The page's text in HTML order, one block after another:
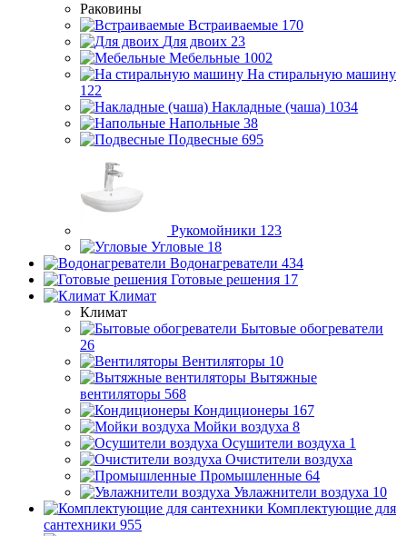
Раковины
Встраиваемые 170
Для двоих 23
Мебельные 1002
На стиральную машину
122
Накладные (чаша) 1034
Напольные 38
Подвесные 695
Рукомойники 123
Угловые 18
Водонагреватели 434
Готовые решения 17
Климат
Климат
Бытовые обогреватели
26
Вентиляторы 10
Вытяжные
вентиляторы 568
Кондиционеры 167
Мойки воздуха 8
Осушители воздуха 1
Очистители воздуха
Промышленные 64
Увлажнители воздуха 10
Комплектующие для
сантехники 955